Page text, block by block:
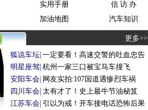
实用手册
信 访 办
加油地图 汽车知识
更多>>
狐说车坛 一定要看！高速交警的吐血忠告
明星座驾 杭州一家三口被宝马车撞飞
安阳车会 网友实拍:107国道遇惨烈车祸
四川车会 太有才了！史上最牛节油秘笈
江苏车会 引以为戒！开车接电话恐怖后果